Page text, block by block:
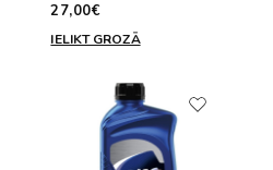
27,00€
IELIKT GROZĀ